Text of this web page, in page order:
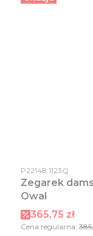
Kod produktu
P22148.1123Q
Zegarek
Owal
Cena
365,75 zł
Cena regularna: